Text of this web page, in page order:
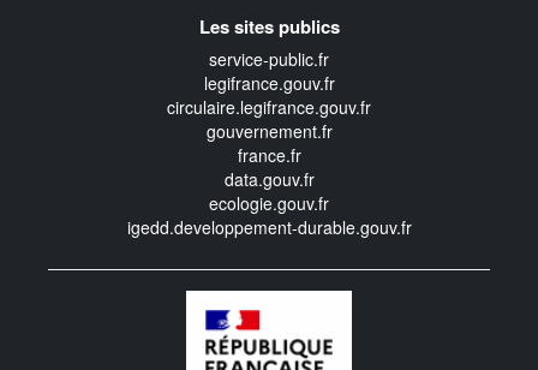
Les sites publics
service-public.fr
legifrance.gouv.fr
circulaire.legifrance.gouv.fr
gouvernement.fr
france.fr
data.gouv.fr
ecologie.gouv.fr
igedd.developpement-durable.gouv.fr